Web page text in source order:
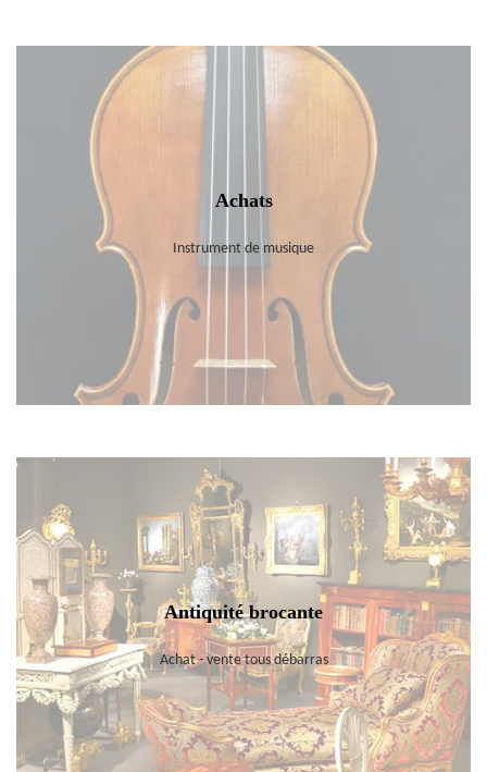
Achats
Instrument de musique
Antiquité brocante
Achat - vente tous débarras